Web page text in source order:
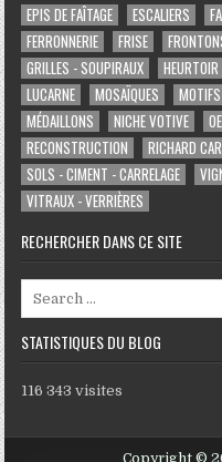
EPIS DE FAÎTAGE
ESCALIERS
FERRONNERIE
FRISE
GRILLES - SOUPIRAUX
HEURTOIR
LUCARNE
MOSAÏQUES
MÉDAILLONS
NICHE VOTIVE
RECONSTRUCTION
RICHARD
SOLS - CIMENT - CARRELAGE
VITRAUX - VERRIÈRES
RECHERCHER DANS CE SITE
STATISTIQUES DU BLOG
116 343 visites
Copyright ©